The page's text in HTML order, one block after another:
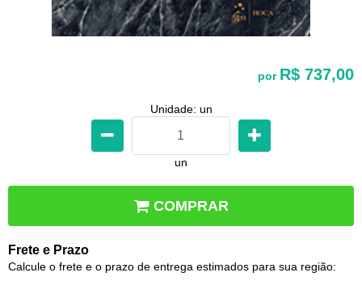
por R$ 737,00
Unidade: un
un
COMPRAR
Frete e Prazo
Calcule o frete e o prazo de entrega estimados para sua região: